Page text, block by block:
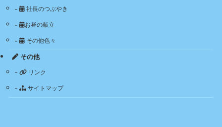
社長のつぶやき
お昼の献立
その他色々
その他
リンク
サイトマップ